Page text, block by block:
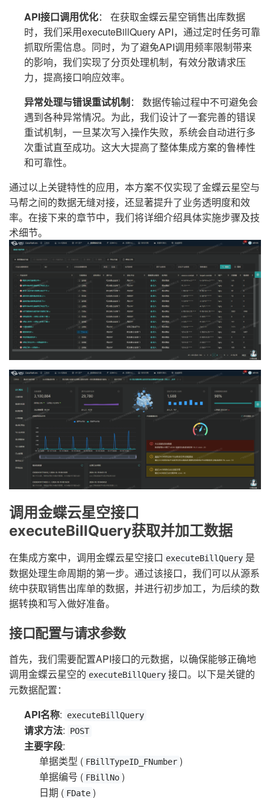
API接口调用优化： 在获取金蝶云星空销售出库数据
时，我们采用executeBillQuery API，通过定时任务可靠
抓取所需信息。同时，为了避免API调用频率限制带来
的影响，我们实现了分页处理机制，有效分散请求压
力，提高接口响应效率。
异常处理与错误重试机制： 数据传输过程中不可避免会
遇到各种异常情况。为此，我们设计了一套完善的错误
重试机制，一旦某次写入操作失败，系统会自动进行多
次重试直至成功。这大大提高了整体集成方案的鲁棒性
和可靠性。
通过以上关键特性的应用，本方案不仅实现了金蝶云星空与
马帮之间的数据无缝对接，还显著提升了业务透明度和效
率。在接下来的章节中，我们将详细介绍具体实施步骤及技
术细节。
调用金蝶云星空接口
executeBillQuery获取并加工数据
在集成方案中，调用金蝶云星空接口 executeBillQuery 是
数据处理生命周期的第一步。通过该接口，我们可以从源系
统中获取销售出库单的数据，并进行初步加工，为后续的数
据转换和写入做好准备。
接口配置与请求参数
首先，我们需要配置API接口的元数据，以确保能够正确地
调用金蝶云星空的 executeBillQuery 接口。以下是关键的
元数据配置：
API名称: executeBillQuery
请求方法: POST
主要字段:
单据类型 ( FBillTypeID_FNumber )
单据编号 ( FBillNo )
日期 ( FDate )